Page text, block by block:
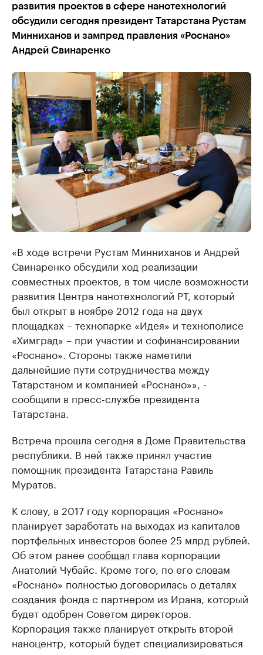
развития проектов в сфере нанотехнологий
обсудили сегодня президент Татарстана Рустам
Минниханов и зампред правления «Роснано»
Андрей Свинаренко
«В ходе встречи Рустам Минниханов и Андрей
Свинаренко обсудили ход реализации
совместных проектов, в том числе возможности
развития Центра нанотехнологий РТ, который
был открыт в ноябре 2012 года на двух
площадках – технопарке «Идея» и технополисе
«Химград» – при участии и софинансировании
«Роснано». Стороны также наметили
дальнейшие пути сотрудничества между
Татарстаном и компанией «Роснано»», -
сообщили в пресс-службе президента
Татарстана.
Встреча прошла сегодня в Доме Правительства
республики. В ней также принял участие
помощник президента Татарстана Равиль
Муратов.
К слову, в 2017 году корпорация «Роснано»
планирует заработать на выходах из капиталов
портфельных инвесторов более 25 млрд рублей.
Об этом ранее сообщал глава корпорации
Анатолий Чубайс. Кроме того, по его словам
«Роснано» полностью договорилась о деталях
создания фонда с партнером из Ирана, который
будет одобрен Советом директоров.
Корпорация также планирует открыть второй
наноцентр, который будет специализироваться